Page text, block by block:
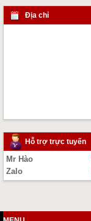
Địa chỉ
Hỗ trợ trực tuyến
Mr Hào
Zalo